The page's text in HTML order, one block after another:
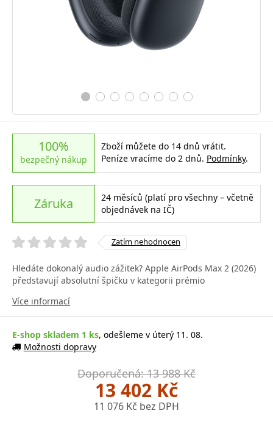
100%
bezpečný nákup
Zboží můžete do 14 dnů vrátit.
Peníze vracíme do 2 dnů. Podmínky.
Záruka
24 měsíců (platí pro všechny – včetně
objednávek na IČ)
Zatím nehodnocen
Hledáte dokonalý audio zážitek? Apple AirPods Max 2 (2026)
představují absolutní špičku v kategorii prémio
Více informací
E-shop skladem 1 ks, odešleme v úterý 11. 08.
Možnosti dopravy
Doporučená: 13 988 Kč
13 402 Kč
11 076 Kč bez DPH